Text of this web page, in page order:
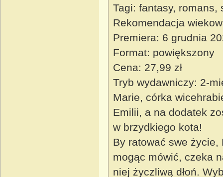
Tagi: fantasy,
Rekomendacja
Premiera: 6 grudnia
Format: powiększony
Cena: 27,99 zł
Tryb wydawniczy: 2-
Marie, córka
Emilii, a na dodatek
w brzydkiego kota!
By ratować swe życie,
mogąc mówić, czeka
niej życzliwą dłoń.